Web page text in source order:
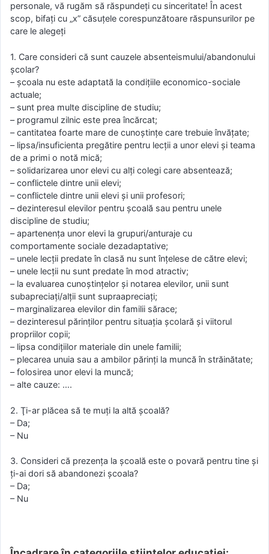
personale, vă rugăm să răspundeţi cu sinceritate! În acest
scop, bifaţi cu „x” căsuţele corespunzătoare răspunsurilor pe
care le alegeţi
1. Care consideri că sunt cauzele absenteismului/abandonului
şcolar?
– şcoala nu este adaptată la condiţiile economico-sociale
actuale;
– sunt prea multe discipline de studiu;
– programul zilnic este prea încărcat;
– cantitatea foarte mare de cunoştinţe care trebuie învăţate;
– lipsa/insuficienta pregătire pentru lecţii a unor elevi şi teama
de a primi o notă mică;
– solidarizarea unor elevi cu alţi colegi care absentează;
– conflictele dintre unii elevi;
– conflictele dintre unii elevi şi unii profesori;
– dezinteresul elevilor pentru şcoală sau pentru unele
discipline de studiu;
– apartenenţa unor elevi la grupuri/anturaje cu
comportamente sociale dezadaptative;
– unele lecţii predate în clasă nu sunt înţelese de către elevi;
– unele lecţii nu sunt predate în mod atractiv;
– la evaluarea cunoştinţelor şi notarea elevilor, unii sunt
subapreciaţi/alţii sunt supraapreciaţi;
– marginalizarea elevilor din familii sărace;
– dezinteresul părinţilor pentru situaţia şcolară şi viitorul
propriilor copii;
– lipsa condiţiilor materiale din unele familii;
– plecarea unuia sau a ambilor părinţi la muncă în străinătate;
– folosirea unor elevi la muncă;
– alte cauze: ….
2. Ţi-ar plăcea să te muţi la altă şcoală?
– Da;
– Nu
3. Consideri că prezenţa la şcoală este o povară pentru tine şi
ţi-ai dori să abandonezi şcoala?
– Da;
– Nu